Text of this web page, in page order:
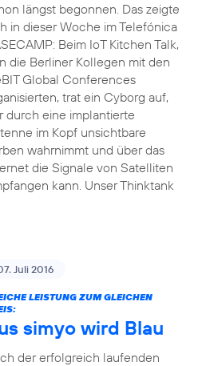
längst begonnen. Das zeigte
in dieser Woche im Telefónica
Beim IoT Kitchen Talk,
die Berliner Kollegen mit den
Global Conferences
trat ein Cyborg auf,
durch eine implantierte
im Kopf unsichtbare
wahrnimmt und über das
die Signale von Satelliten
kann. Unser Thinktank
Juli 2016
LEISTUNG ZUM GLEICHEN
simyo wird Blau
der erfolgreich laufenden